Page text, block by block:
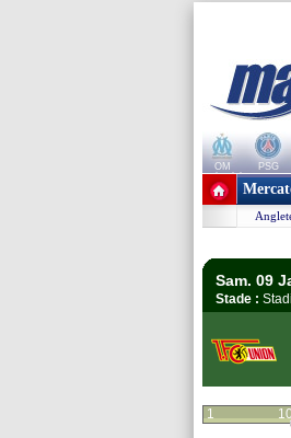
OM PSG
+ de clubs
Sam. 09
Stade :
1 10